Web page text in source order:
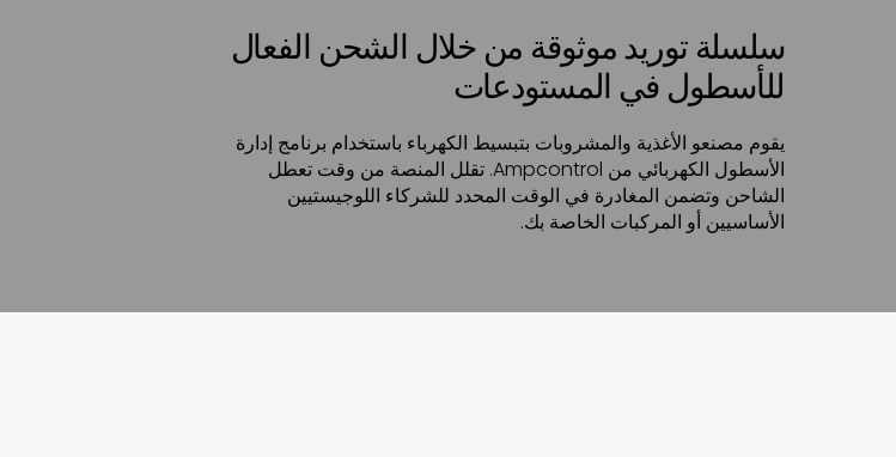
سلسلة توريد موثوقة من خلال الشحن الفعال
للأسطول في المستودعات
يقوم مصنعو الأغذية والمشروبات بتبسيط الكهرباء باستخدام برنامج إدارة
الأسطول الكهربائي من Ampcontrol. تقلل المنصة من وقت تعطل
الشاحن وتضمن المغادرة في الوقت المحدد للشركاء اللوجيستيين
الأساسيين أو المركبات الخاصة بك.